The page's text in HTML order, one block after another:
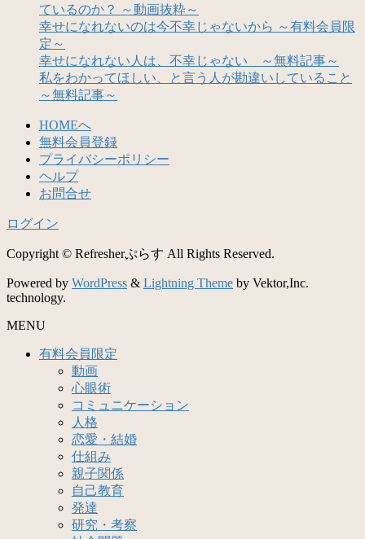
ているのか？ ～動画抜粋～
幸せになれないのは今不幸じゃないから ～有料会員限
定～
幸せになれない人は、不幸じゃない ～無料記事～
私をわかってほしい、と言う人が勘違いしていること
～無料記事～
HOMEへ
無料会員登録
プライバシーポリシー
ヘルプ
お問合せ
ログイン
Copyright © Refresherぷらす All Rights Reserved.
Powered by WordPress & Lightning Theme by Vektor,Inc.
technology.
MENU
有料会員限定
動画
心眼術
コミュニケーション
人格
恋愛・結婚
仕組み
親子関係
自己教育
発達
研究・考察